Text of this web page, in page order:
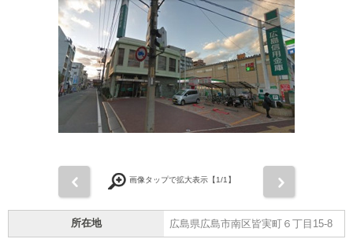
画像タップで拡大表示【1/1】
所在地 広島県広島市南区皆実町６丁目15-8